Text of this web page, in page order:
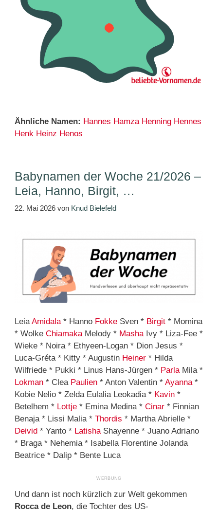
Ähnliche Namen: Hannes Hamza Henning Hennes
Henk Heinz Henos
Babynamen der Woche 21/2026 –
Leia, Hanno, Birgit, …
22. Mai 2026 von Knud Bielefeld
Leia Amidala * Hanno Fokke Sven * Birgit * Momina
* Wolke Chiamaka Melody * Masha Ivy * Liza-Fee *
Wieke * Noira * Ethyeen-Logan * Dion Jesus *
Luca-Gréta * Kitty * Augustin Heiner * Hilda
Wilfriede * Pukki * Linus Hans-Jürgen * Parla Mila *
Lokman * Clea Paulien * Anton Valentin * Ayanna *
Kobie Nelio * Zelda Eulalia Leokadia * Kavin *
Betelhem * Lottje * Emina Medina * Cinar * Finnian
Benaja * Lissi Malia * Thordis * Martha Abrielle *
Deivid * Yanto * Latisha Shayenne * Juano Adriano
* Braga * Nehemia * Isabella Florentine Jolanda
Beatrice * Dalip * Bente Luca
Und dann ist noch kürzlich zur Welt gekommen
Rocca de Leon, die Tochter des US-